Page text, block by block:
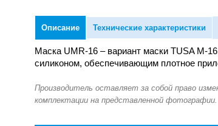
Описание Технические характеристики
Маска UMR-16 – вариант маски TUSA M-
силиконом, обеспечивающим плотное